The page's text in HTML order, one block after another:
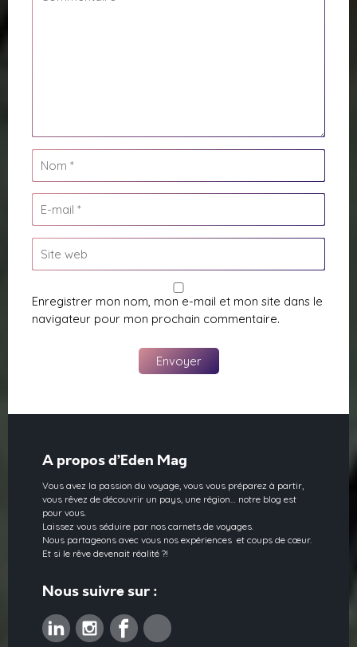
Enregistrer mon nom, mon e-mail et mon site dans le
navigateur pour mon prochain commentaire.
A propos d’Eden Mag
Vous avez la passion du voyage, vous vous préparez à partir,
vous rêvez de découvrir un pays, une région… notre blog est
pour vous.
Laissez vous séduire par nos carnets de voyages.
Nous partageons avec vous nos expériences et coups de cœur.
Et si le rêve devenait réalité ?!
Nous suivre sur :
LinkedinInstagramFacebookPinterest